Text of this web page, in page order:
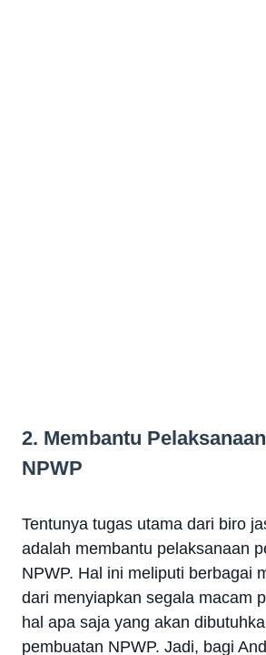
2. Membantu
NPWP
Tentunya tugas utama dari biro
adalah membantu pelaksanaan
NPWP. Hal ini meliputi berbagai
dari menyiapkan segala macam
hal apa saja yang akan
pembuatan NPWP. Jadi, bagi